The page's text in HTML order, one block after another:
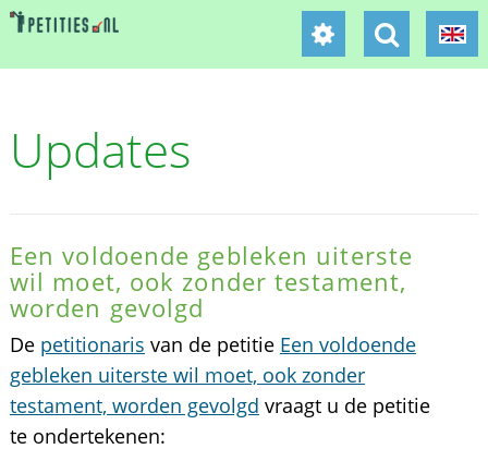
Updates
Een voldoende gebleken uiterste
wil moet, ook zonder testament,
worden gevolgd
De petitionaris van de petitie Een voldoende
gebleken uiterste wil moet, ook zonder
testament, worden gevolgd vraagt u de petitie
te ondertekenen: